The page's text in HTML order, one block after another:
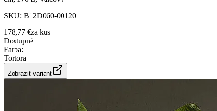
SKU: B12D060-00120
178,77 €za kus
Dostupné
Farba:
Tortora
Zobraziť variant